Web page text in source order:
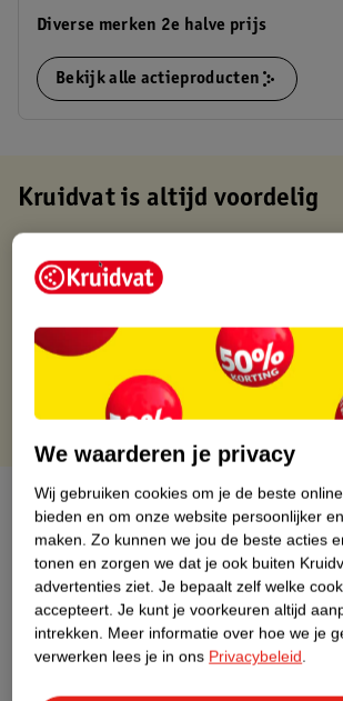
Diverse merken 2e halve prijs
Bekijk alle actieproducten
Kruidvat is altijd voordelig
Op werkdagen voor 22:00 uur besteld,
Gratis retourneren binnen 30 dagen
Gratis punten met je Kruidvat kaart
Over dit product
Productinformatie
Etiketinformatie
We waarderen je privacy
Wij gebruiken cookies om je de beste
bieden en om onze website persoonlijker
maken. Zo kunnen we jou de beste acties
tonen en zorgen we dat je ook buiten
advertenties ziet. Je bepaalt zelf welke
accepteert. Je kunt je voorkeuren altijd
intrekken. Meer informatie over hoe we je
verwerken lees je in ons Privacybeleid.